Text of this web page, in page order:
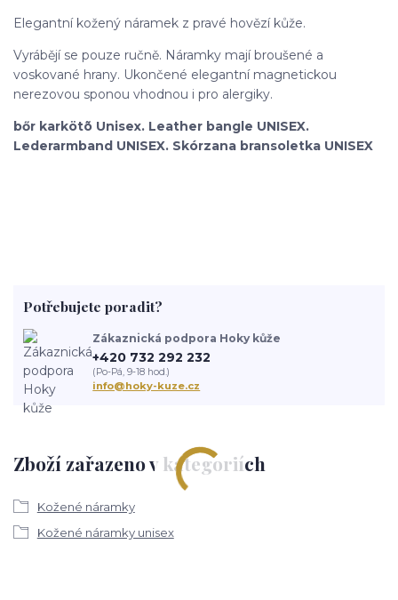
Elegantní kožený náramek z pravé hovězí kůže.
Vyrábějí se pouze ručně. Náramky mají broušené a
voskované hrany. Ukončené elegantní magnetickou
nerezovou sponou vhodnou i pro alergiky.
bőr karkötõ Unisex. Leather bangle UNISEX.
Lederarmband UNISEX. Skórzana bransoletka UNISEX
Zboží zařazeno v kategoriích
Kožené náramky
Kožené náramky unisex
Potřebujete poradit?
Zákaznická podpora Hoky kůže
+420 732 292 232
(Po-Pá, 9-18 hod.)
info@hoky-kuze.cz